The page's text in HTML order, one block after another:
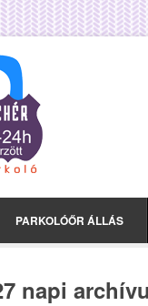
PARKOLÓŐR ÁLLÁS
napi